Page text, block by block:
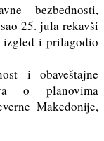
bezbednosti,
25. jula rekavši
izgled i prilagodio
i obaveštajne
o planovima
Makedonije,